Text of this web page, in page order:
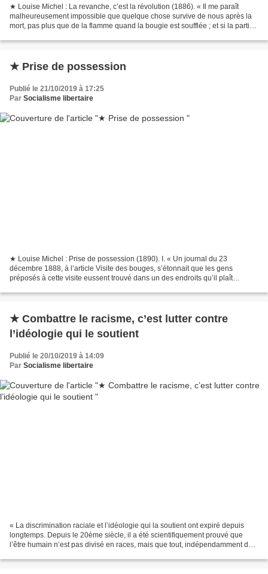
★ Louise Michel : La revanche, c’est la révolution (1886). « Il me paraît
malheureusement impossible que quelque chose survive de nous après la
mort, pas plus que de la flamme quand la bougie est soufflée ; et si la partie
★ Prise de possession
Publié le 21/10/2019 à 17:25
Par Socialisme libertaire
★ Louise Michel : Prise de possession (1890). I. « Un journal du 23
décembre 1888, à l’article Visite des bouges, s’étonnait que les gens
préposés à cette visite eussent trouvé dans un des endroits qu’il plaît
★ Combattre le racisme, c’est lutter contre
l’idéologie qui le soutient
Publié le 20/10/2019 à 14:09
Par Socialisme libertaire
« La discrimination raciale et l’idéologie qui la soutient ont expiré depuis
longtemps. Depuis le 20ème siècle, il a été scientifiquement prouvé que
l’être humain n’est pas divisé en races, mais que tout, indépendamment de